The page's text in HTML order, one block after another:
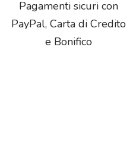
Pagamenti sicuri con
PayPal, Carta di Credito
e Bonifico